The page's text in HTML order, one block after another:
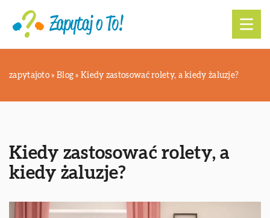
zapytajoto » Blog »Kiedy zastosować rolety, a kiedy żaluzje?
Kiedy zastosować rolety, a
kiedy żaluzje?